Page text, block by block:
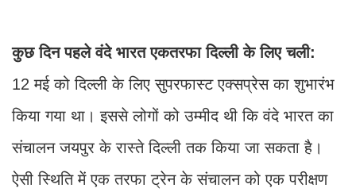
कुछ दिन पहले वंदे भारत एकतरफा दिल्ली के लिए चली:
12 मई को दिल्ली के लिए सुपरफास्ट एक्सप्रेस का शुभारंभ
किया गया था। इससे लोगों को उम्मीद थी कि वंदे भारत का
संचालन जयपुर के रास्ते दिल्ली तक किया जा सकता है।
ऐसी स्थिति में एक तरफा ट्रेन के संचालन को एक परीक्षण